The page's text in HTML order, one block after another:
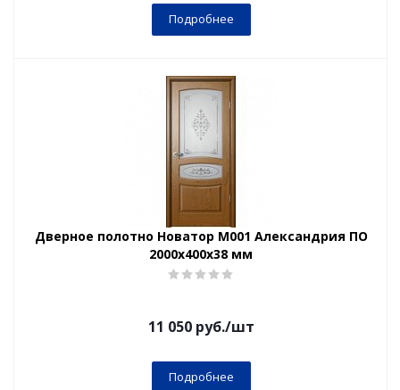
Подробнее
Дверное полотно Новатор М001 Александрия ПО
2000х400х38 мм
11 050руб./шт
Подробнее